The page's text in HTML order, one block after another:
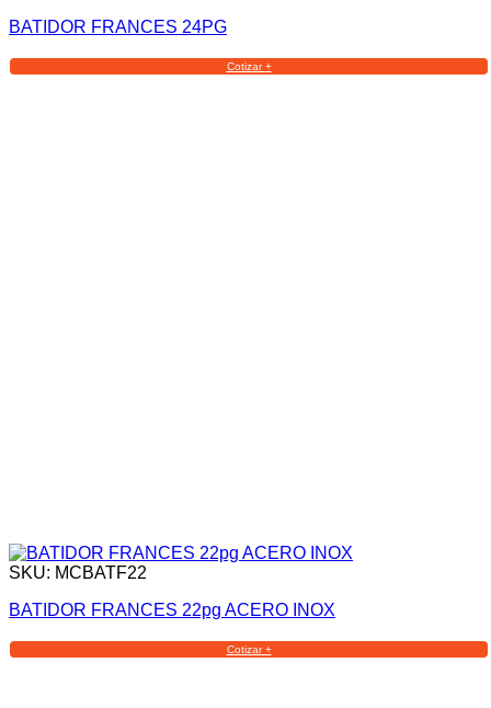
BATIDOR FRANCES 24PG
Cotizar +
SKU: MCBATF22
BATIDOR FRANCES 22pg ACERO INOX
Cotizar +